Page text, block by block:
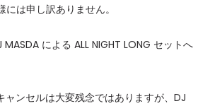
は申し訳ありません。
による ALL NIGHT LONG セットへ
ンセルは大変残念ではありますが、DJ